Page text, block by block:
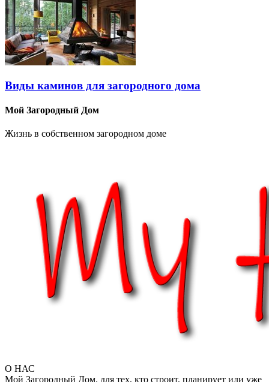
Виды каминов для загородного дома
Мой Загородный Дом
Жизнь в собственном загородном доме
О НАС
Мой Загородный Дом. для тех, кто строит, планирует или уже